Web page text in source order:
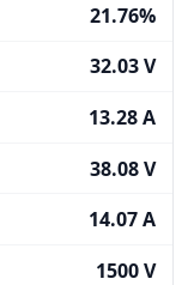
21.76%
32.03 V
13.28 A
38.08 V
14.07 A
1500 V